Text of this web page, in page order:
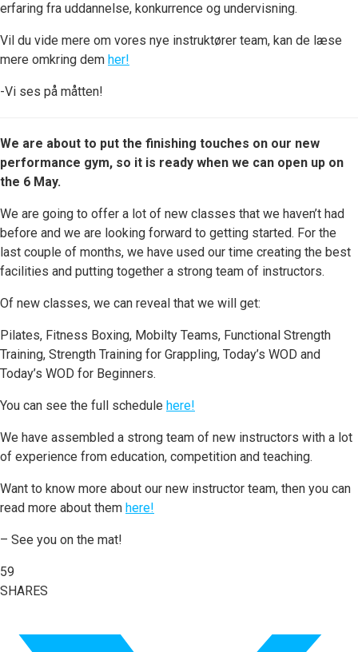
erfaring fra uddannelse, konkurrence og undervisning.
Vil du vide mere om vores nye instruktører team, kan de læse
mere omkring dem her!
-Vi ses på måtten!
We are about to put the finishing touches on our new
performance gym, so it is ready when we can open up on
the 6 May.
We are going to offer a lot of new classes that we haven’t had
before and we are looking forward to getting started. For the
last couple of months, we have used our time creating the best
facilities and putting together a strong team of instructors.
Of new classes, we can reveal that we will get:
Pilates, Fitness Boxing, Mobilty Teams, Functional Strength
Training, Strength Training for Grappling, Today’s WOD and
Today’s WOD for Beginners.
You can see the full schedule here!
We have assembled a strong team of new instructors with a lot
of experience from education, competition and teaching.
Want to know more about our new instructor team, then you can
read more about them here!
– See you on the mat!
59
SHARES